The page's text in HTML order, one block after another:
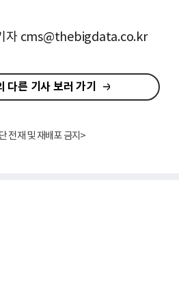
자 cms@thebigdata.co.kr
다른 기사 보러 가기
전재 및 재배포 금지>